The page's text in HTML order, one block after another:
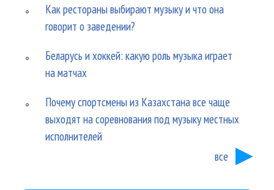
Как рестораны выбирают музыку и что она
говорит о заведении?
Беларусь и хоккей: какую роль музыка играет
на матчах
Почему спортсмены из Казахстана все чаще
выходят на соревнования под музыку местных
исполнителей
все